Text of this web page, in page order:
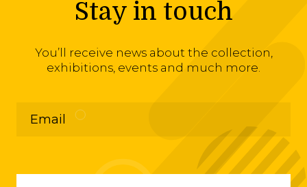
Stay in touch
You’ll receive news about the collection,
exhibitions, events and much more.